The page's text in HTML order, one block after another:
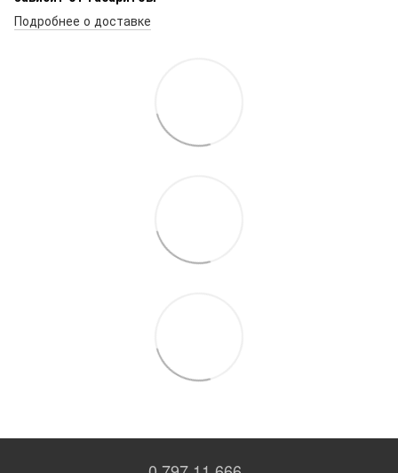
Подробнее о доставке